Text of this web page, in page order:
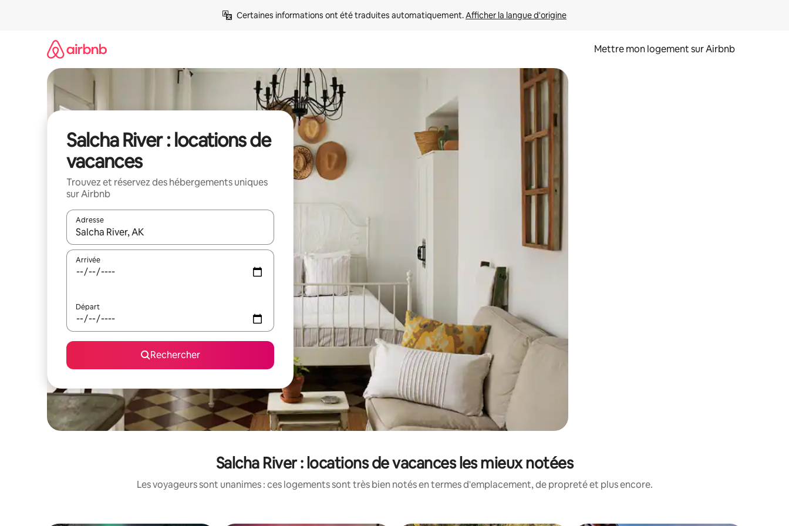
Certaines informations ont été traduites automatiquement. Afficher la langue d'origine
Mettre mon logement sur Airbnb
Salcha River : locations de
vacances
Trouvez et réservez des hébergements uniques
sur Airbnb
Adresse
Lorsque les résultats s'affichent, utilisez les flèches vers le haut et vers le bas pour les parcourir ou en appuyant et en faisant glisser.
Arrivée
Départ
Rechercher
Salcha River : locations de vacances les mieux notées
Les voyageurs sont unanimes : ces logements sont très bien notés en termes d'emplacement, de propreté et plus encore.